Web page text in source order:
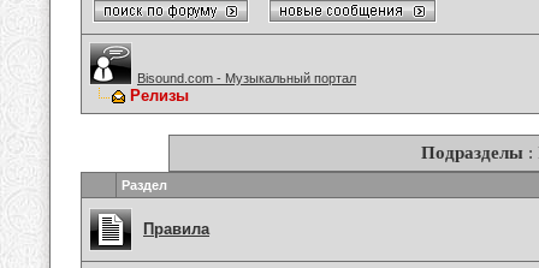
Bisound.com - Музыкальный портал
Релизы
Подразделы :
Раздел
Правила